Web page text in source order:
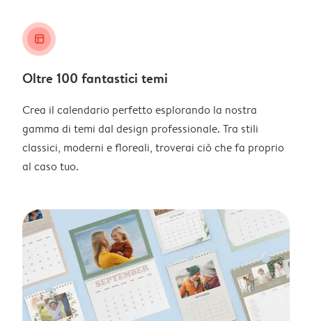
layout_alt
Oltre 100 fantastici temi
Crea il calendario perfetto esplorando la nostra
gamma di temi dal design professionale. Tra stili
classici, moderni e floreali, troverai ciò che fa proprio
al caso tuo.